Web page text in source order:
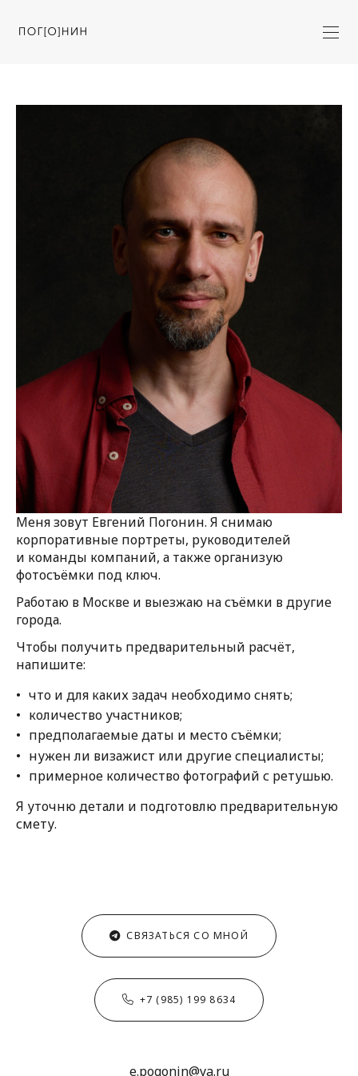
Меня зовут Евгений Погонин. Я снимаю
корпоративные портреты, руководителей
и команды компаний, а также организую
фотосъёмки под ключ.
Работаю в Москве и выезжаю на съёмки в другие
города.
Чтобы получить предварительный расчёт,
напишите:
что и для каких задач необходимо снять;
количество участников;
предполагаемые даты и место съёмки;
нужен ли визажист или другие специалисты;
примерное количество фотографий с ретушью.
Я уточню детали и подготовлю предварительную
смету.
СВЯЗАТЬСЯ СО МНОЙ
+7 (985) 199 8634
e.pogonin@ya.ru